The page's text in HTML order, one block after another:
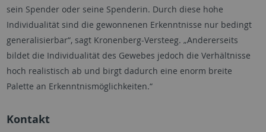
sein Spender oder seine Spenderin. Durch diese hohe
Individualität sind die gewonnenen Erkenntnisse nur bedingt
generalisierbar“, sagt Kronenberg-Versteeg. „Andererseits
bildet die Individualität des Gewebes jedoch die Verhältnisse
hoch realistisch ab und birgt dadurch eine enorm breite
Palette an Erkenntnismöglichkeiten.“
Kontakt